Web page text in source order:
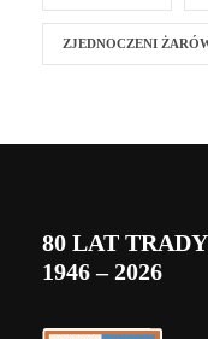
ZJEDNOCZENI
80 LAT
1946 – 2026